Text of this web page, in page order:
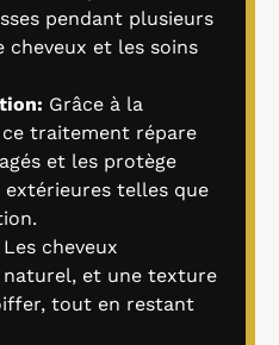
pendant plusieurs
cheveux et les soins
Grâce à la
traitement répare
et les protège
telles que
cheveux
et une texture
tout en restant